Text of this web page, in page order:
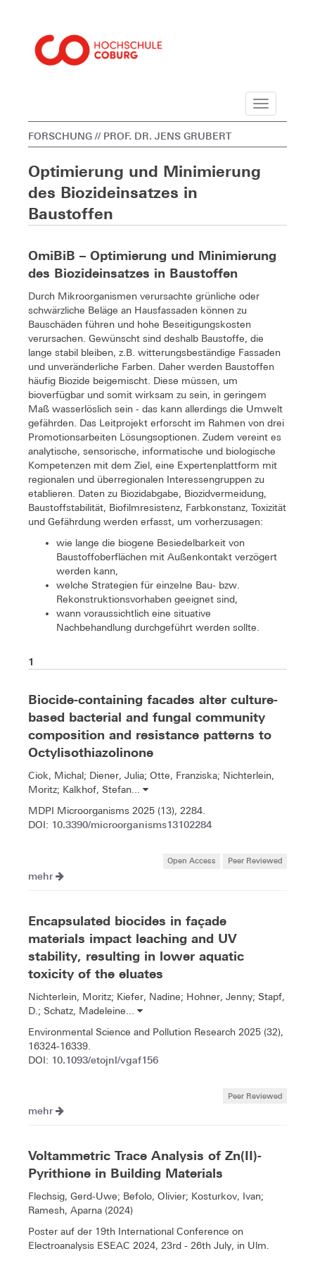
Navigation
FORSCHUNG // PROF. DR. JENS GRUBERT
Optimierung und Minimierung
des Biozideinsatzes in
Baustoffen
OmiBiB – Optimierung und Minimierung
des Biozideinsatzes in Baustoffen
Durch Mikroorganismen verursachte grünliche oder
schwärzliche Beläge an Hausfassaden können zu
Bauschäden führen und hohe Beseitigungskosten
verursachen. Gewünscht sind deshalb Baustoffe, die
lange stabil bleiben, z.B. witterungsbeständige Fassaden
und unveränderliche Farben. Daher werden Baustoffen
häufig Biozide beigemischt. Diese müssen, um
bioverfügbar und somit wirksam zu sein, in geringem
Maß wasserlöslich sein - das kann allerdings die Umwelt
gefährden. Das Leitprojekt erforscht im Rahmen von drei
Promotionsarbeiten Lösungsoptionen. Zudem vereint es
analytische, sensorische, informatische und biologische
Kompetenzen mit dem Ziel, eine Expertenplattform mit
regionalen und überregionalen Interessengruppen zu
etablieren. Daten zu Biozidabgabe, Biozidvermeidung,
Baustoffstabilität, Biofilmresistenz, Farbkonstanz, Toxizität
und Gefährdung werden erfasst, um vorherzusagen:
wie lange die biogene Besiedelbarkeit von
Baustoffoberflächen mit Außenkontakt verzögert
werden kann,
welche Strategien für einzelne Bau- bzw.
Rekonstruktionsvorhaben geeignet sind,
wann voraussichtlich eine situative
Nachbehandlung durchgeführt werden sollte.
1
Biocide-containing facades alter culture-
based bacterial and fungal community
composition and resistance patterns to
Octylisothiazolinone
Ciok, Michal; Diener, Julia; Otte, Franziska; Nichterlein,
Moritz; Kalkhof, Stefan...
MDPI Microorganisms 2025 (13), 2284.
DOI: 10.3390/microorganisms13102284
Open Access Peer Reviewed
mehr
Encapsulated biocides in façade
materials impact leaching and UV
stability, resulting in lower aquatic
toxicity of the eluates
Nichterlein, Moritz; Kiefer, Nadine; Hohner, Jenny; Stapf,
D.; Schatz, Madeleine...
Environmental Science and Pollution Research 2025 (32),
16324-16339.
DOI: 10.1093/etojnl/vgaf156
Peer Reviewed
mehr
Voltammetric Trace Analysis of Zn(II)-
Pyrithione in Building Materials
Flechsig, Gerd-Uwe; Befolo, Olivier; Kosturkov, Ivan;
Ramesh, Aparna (2024)
Poster auf der 19th International Conference on
Electroanalysis ESEAC 2024, 23rd - 26th July, in Ulm.